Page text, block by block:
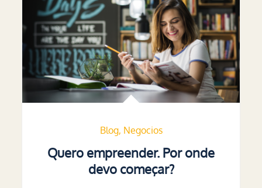
Blog Negocios
Quero empreender. Por onde
devo começar?